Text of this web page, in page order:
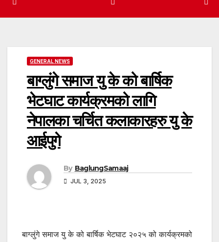
GENERAL NEWS
बाग्लुंगे समाज यु के को बार्षिक
भेटघाट कार्यक्रमको लागि
नेपालका चर्चित कलाकारहरु यु के
आईपुगे
By BaglungSamaaj
JUL 3, 2025
बाग्लुंगे समाज यु के को बार्षिक भेटघाट २०२५ को कार्यक्रमको